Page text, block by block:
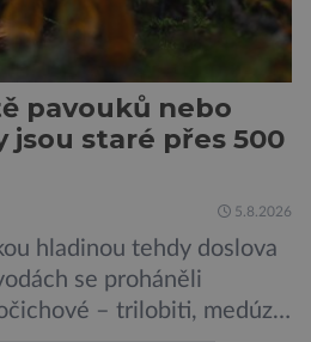
pavouků nebo
jsou staré přes 500
5.8.2026
hladinou tehdy doslova
se proháněli
– trilobiti, medúzy